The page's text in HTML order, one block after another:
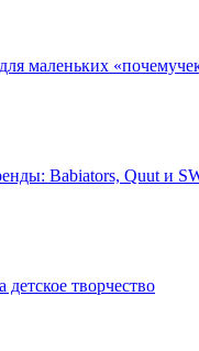
маленьких
Babiators, Quut и
творчество